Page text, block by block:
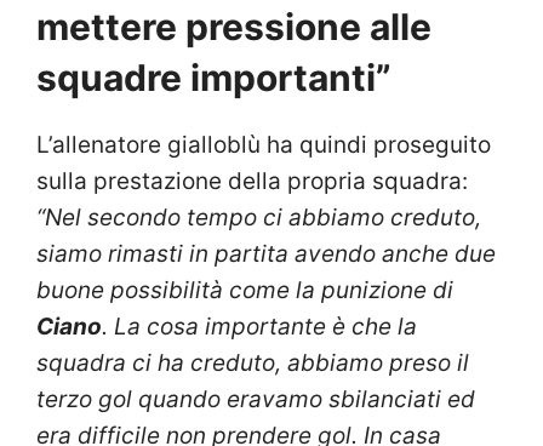
mettere pressione alle
squadre importanti”
L’allenatore gialloblù ha quindi proseguito
sulla prestazione della propria squadra:
“Nel secondo tempo ci abbiamo creduto,
siamo rimasti in partita avendo anche due
buone possibilità come la punizione di
Ciano. La cosa importante è che la
squadra ci ha creduto, abbiamo preso il
terzo gol quando eravamo sbilanciati ed
era difficile non prendere gol. In casa